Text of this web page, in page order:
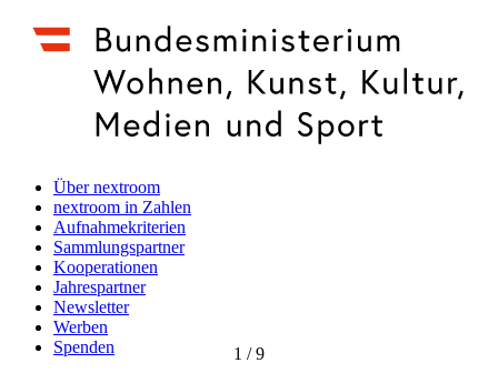
1 /9
Über nextroom
nextroom in Zahlen
Aufnahmekriterien
Sammlungspartner
Kooperationen
Jahrespartner
Newsletter
Werben
Spenden